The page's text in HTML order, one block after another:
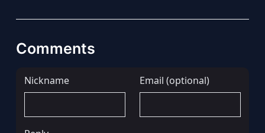
Comments